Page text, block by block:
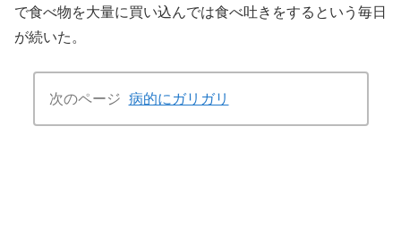
で食べ物を大量に買い込んでは食べ吐きをするという毎日
が続いた。
次のページ 病的にガリガリ